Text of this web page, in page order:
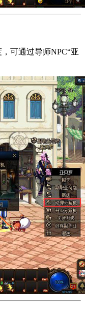
可通过导师NPC“亚